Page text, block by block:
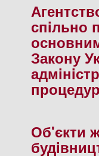
спiльно
Закону
Об'єкти